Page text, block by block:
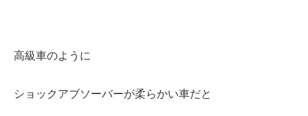
高級車のように
ショックアブソーバーが柔らかい車だと